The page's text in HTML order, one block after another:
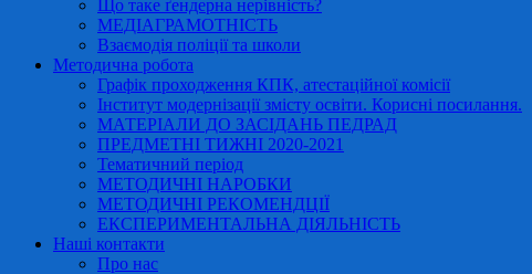
Що таке ґендерна нерівність?
МЕДІАГРАМОТНІСТЬ
Взаємодія поліції та школи
Методична робота
Графік проходження КПК, атестаційної комісії
Інститут модернізації змісту освіти. Корисні посилання.
МАТЕРІАЛИ ДО ЗАСІДАНЬ ПЕДРАД
ПРЕДМЕТНІ ТИЖНІ 2020-2021
Тематичний період
МЕТОДИЧНІ НАРОБКИ
МЕТОДИЧНІ РЕКОМЕНДЦІЇ
ЕКСПЕРИМЕНТАЛЬНА ДІЯЛЬНІСТЬ
Наші контакти
Про нас